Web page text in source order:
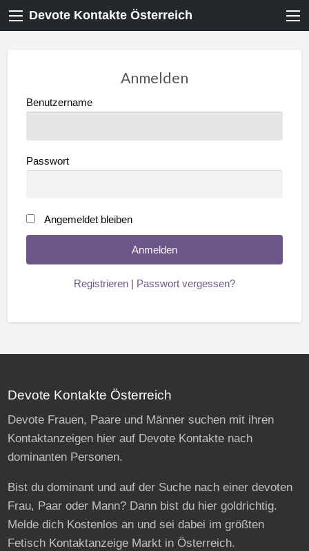
Devote Kontakte Österreich
Anmelden
Benutzername
Passwort
Angemeldet bleiben
Registrieren Passwort vergessen?
Devote Kontakte Österreich
Devote Frauen, Paare und Männer suchen mit ihren
Kontaktanzeigen hier auf Devote Kontakte nach
dominanten Personen.
Bist du dominant und auf der Suche nach einer devoten
Frau, Paar oder Mann? Dann bist du hier goldrichtig.
Melde dich Kostenlos an und sei dabei im größten
Fetisch Kontaktanzeige Markt in Österreich.